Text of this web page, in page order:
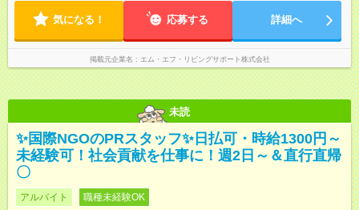
気になる！ 応募する 詳細へ
掲載元企業名 エム・エフ・リビングサポート株式会社
未読
✨国際NGOのPRスタッフ✨日払可・時給1300円～
未経験可！社会貢献を仕事に！週2日～＆直行直帰
〇
アルバイト 職種未経験OK